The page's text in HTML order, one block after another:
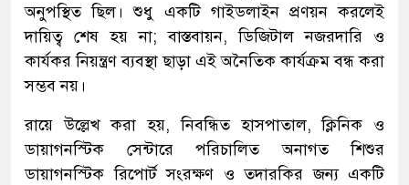
অনুপস্থিত ছিল। শুধু একটি গাইডলাইন প্রণয়ন করলেই
দায়িত্ব শেষ হয় না; বাস্তবায়ন, ডিজিটাল নজরদারি ও
কার্যকর নিয়ন্ত্রণ ব্যবস্থা ছাড়া এই অনৈতিক কার্যক্রম বন্ধ করা
সম্ভব নয়।
রায়ে উল্লেখ করা হয়, নিবন্ধিত হাসপাতাল, ক্লিনিক ও
ডায়াগনস্টিক সেন্টারে পরিচালিত অনাগত শিশুর
ডায়াগনস্টিক রিপোর্ট সংরক্ষণ ও তদারকির জন্য একটি